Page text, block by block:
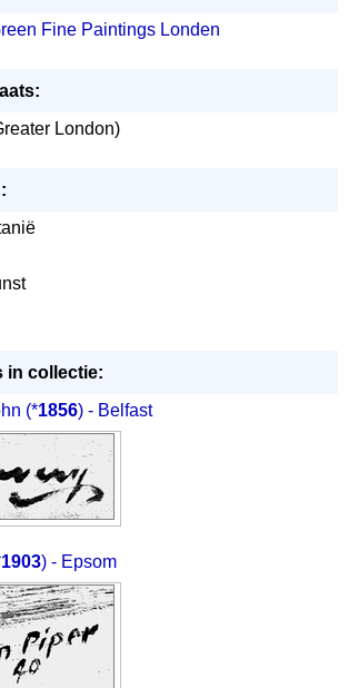
Fine Paintings Londen
London)
in collectie:
(*1856) - Belfast
1903) - Epsom